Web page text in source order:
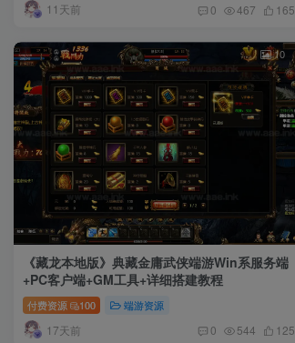
11天前 0 467 165
10
《藏龙本地版》典藏金庸武侠端游Win系服务端
+PC客户端+GM工具+详细搭建教程
付费资源 100 端游资源
17天前 0 544 125